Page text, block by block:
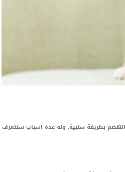
الهضم بطريقة سلبية, وله عدة اسباب سنتعرف